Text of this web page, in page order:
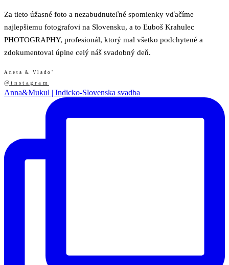
Za tieto úžasné foto a nezabudnuteľné spomienky vďačíme
najlepšiemu fotografovi na Slovensku, a to Ľuboš Krahulec
PHOTOGRAPHY, profesionál, ktorý mal všetko podchytené a
zdokumentoval úplne celý náš svadobný deň.
Aneta & Vlado"
@instagram
Anna&Mukul | Indicko-Slovenska svadba